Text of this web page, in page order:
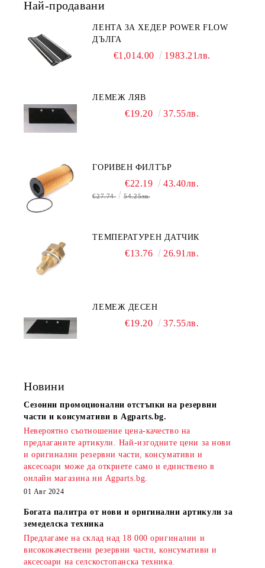
Най-продавани
ЛЕНТА ЗА ХЕДЕР POWER FLOW
ДЪЛГА
€1,014.00 1983.21лв.
ЛЕМЕЖ ЛЯВ
€19.20 37.55лв.
ГОРИВЕН ФИЛТЪР
€22.19 43.40лв.
€27.74 54.25лв.
ТЕМПЕРАТУРЕН ДАТЧИК
€13.76 26.91лв.
ЛЕМЕЖ ДЕСЕН
€19.20 37.55лв.
Новини
Сезонни промоционални отстъпки на резервни
части и консумативи в Agparts.bg.
Невероятно съотношение цена-качество на
предлаганите артикули. Най-изгодните цени за нови
и оригинални резервни части, консумативи и
аксесоари може да откриете само и единствено в
онлайн магазина ни Agparts.bg.
01 Авг 2024
Богата палитра от нови и оригинални артикули за
земеделска техника
Предлагаме на склад над 18 000 оригинални и
висококачествени резервни части, консумативи и
аксесоари на селскостопанска техника.